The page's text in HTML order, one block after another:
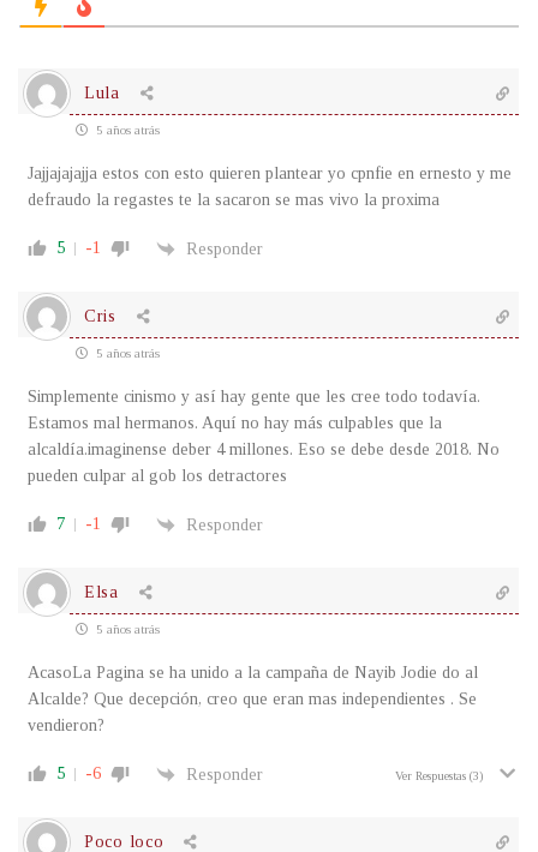
Lula
5 años atrás
Jajjajajajja estos con esto quieren plantear yo cpnfie en ernesto y me
defraudo la regastes te la sacaron se mas vivo la proxima
5 -1 Responder
Cris
5 años atrás
Simplemente cinismo y así hay gente que les cree todo todavía.
Estamos mal hermanos. Aquí no hay más culpables que la
alcaldía.imaginense deber 4 millones. Eso se debe desde 2018. No
pueden culpar al gob los detractores
7 -1 Responder
Elsa
5 años atrás
AcasoLa Pagina se ha unido a la campaña de Nayib Jodie do al
Alcalde? Que decepción, creo que eran mas independientes . Se
vendieron?
5 -6 Responder Ver Respuestas (3)
Poco loco